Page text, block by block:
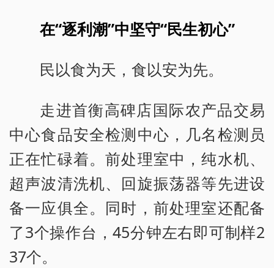
在“逐利潮”中坚守“民生初心”
民以食为天，食以安为先。
走进首衡高碑店国际农产品交易
中心食品安全检测中心，几名检测员
正在忙碌着。前处理室中，纯水机、
超声波清洗机、回旋振荡器等先进设
备一应俱全。同时，前处理室还配备
了3个操作台，45分钟左右即可制样2
37个。